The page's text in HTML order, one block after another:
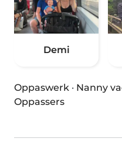
Demi
Oppaswerk · Nanny
Oppassers